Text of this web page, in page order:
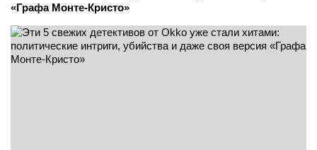
«Графа Монте-Кристо»